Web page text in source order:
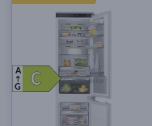
C
C
A
G